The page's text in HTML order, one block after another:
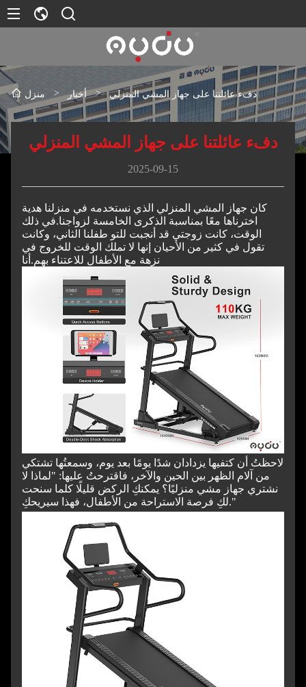
منزل > أخبار > دفء عائلتنا على جهاز المشي المنزلي
دفء عائلتنا على جهاز المشي المنزلي
2025-09-15
كان جهاز المشي المنزلي الذي نستخدمه في منزلنا هدية
اخترناها معًا بمناسبة الذكرى الخامسة لزواجنا.في ذلك
الوقت، كانت زوجتي قد أنجبت للتو طفلنا الثاني، وكانت
تقول في كثير من الأحيان إنها لا تملك الوقت للخروج في
نزهة مع الأطفال للاعتناء بهم. أنا
لاحظتُ أن كتفيها يزدادان شدًا يومًا بعد يوم، وسمعتُها تشتكي
من آلام الظهر بين الحين والآخر، فاقترحتُ عليها: "لماذا لا
نشتري جهاز مشي منزليًا؟ يمكنكِ الركض قليلًا كلما سنحت
لكِ فرصة الاستراحة من الأطفال، فهذا سيريحكِ."